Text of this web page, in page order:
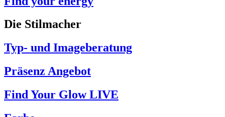
Die Stilmacher
Typ- und Imageberatung
Präsenz Angebot
Find Your Glow LIVE